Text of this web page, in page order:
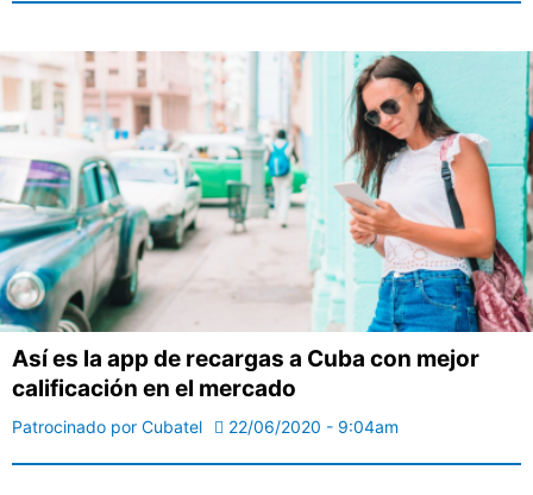
Así es la app de recargas a Cuba con mejor
calificación en el mercado
Patrocinado por Cubatel 22/06/2020 - 9:04am